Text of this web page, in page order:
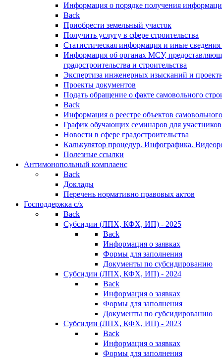
Информация о порядке получения
Back
Приобрести земельный участок
Получить услугу в сфере строительства
Статистическая информация и иные сведения
Информация об органах МСУ,
градостроительства и строительства
Экспертиза инженерных изысканий и
Проекты документов
Подать обращение о факте самовольного
Back
Информация о реестре объектов
График обучающих семинаров для участников
Новости в сфере градостроительства
Калькулятор процедур. Инфографика.
Полезные ссылки
Антимонопольный комплаенс
Back
Доклады
Перечень нормативно правовых актов
Господдержка с/х
Back
Субсидии (ЛПХ, КФХ, ИП) - 2025
Back
Информация о заявках
Формы для заполнения
Документы по субсидированию
Субсидии (ЛПХ, КФХ, ИП) - 2024
Back
Информация о заявках
Формы для заполнения
Документы по субсидированию
Субсидии (ЛПХ, КФХ, ИП) - 2023
Back
Информация о заявках
Формы для заполнения